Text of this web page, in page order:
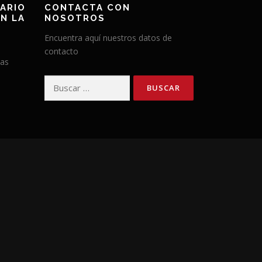
LA
CONTACTA CON
NOSOTROS
Encuentra aquí nuestros datos de
contacto